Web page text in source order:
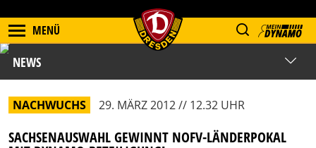
MENÜ
NEWS
NACHWUCHS 29. MÄRZ 2012 // 12.32 UHR
SACHSENAUSWAHL GEWINNT NOFV-LÄNDERPOKAL